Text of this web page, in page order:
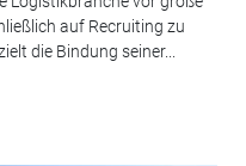
auf Recruiting zu
die Bindung seiner...